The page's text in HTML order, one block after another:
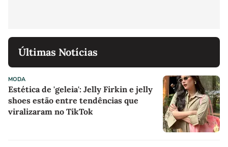
Últimas Notícias
MODA
Estética de 'geleia': Jelly Firkin e jelly
shoes estão entre tendências que
viralizaram no TikTok